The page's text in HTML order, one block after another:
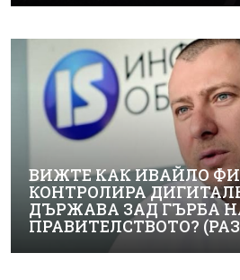
ВИЖТЕ КАК ИВАЙЛО
КОНТРОЛИРА
ДЪРЖАВА ЗАД ГЪРБА
ПРАВИТЕЛСТВОТО?